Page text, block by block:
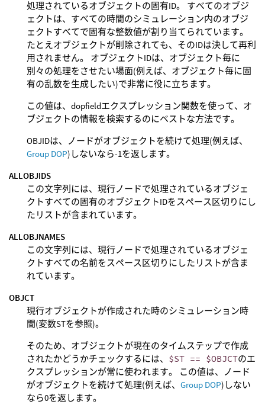
処理されているオブジェクトの固有ID。 すべてのオブジ
ェクトは、すべての時間のシミュレーション内のオブジ
ェクトすべてで固有な整数値が割り当てられています。
たとえオブジェクトが削除されても、そのIDは決して再利
用されません。 オブジェクトIDは、オブジェクト毎に
別々の処理をさせたい場面(例えば、オブジェクト毎に固
有の乱数を生成したい)で非常に役に立ちます。
この値は、dopfieldエクスプレッション関数を使って、オ
ブジェクトの情報を検索するのにベストな方法です。
OBJIDは、ノードがオブジェクトを続けて処理(例えば、
Group DOP)しないなら-1を返します。
ALLOBJIDS
この文字列には、現行ノードで処理されているオブジェ
クトすべての固有のオブジェクトIDをスペース区切りにし
たリストが含まれています。
ALLOBJNAMES
この文字列には、現行ノードで処理されているオブジェ
クトすべての名前をスペース区切りにしたリストが含ま
れています。
OBJCT
現行オブジェクトが作成された時のシミュレーション時
間(変数STを参照)。
そのため、オブジェクトが現在のタイムステップで作成
されたかどうかチェックするには、 $ST == $OBJCTのエ
クスプレッションが常に使われます。 この値は、ノード
がオブジェクトを続けて処理(例えば、 Group DOP)しない
なら0を返します。